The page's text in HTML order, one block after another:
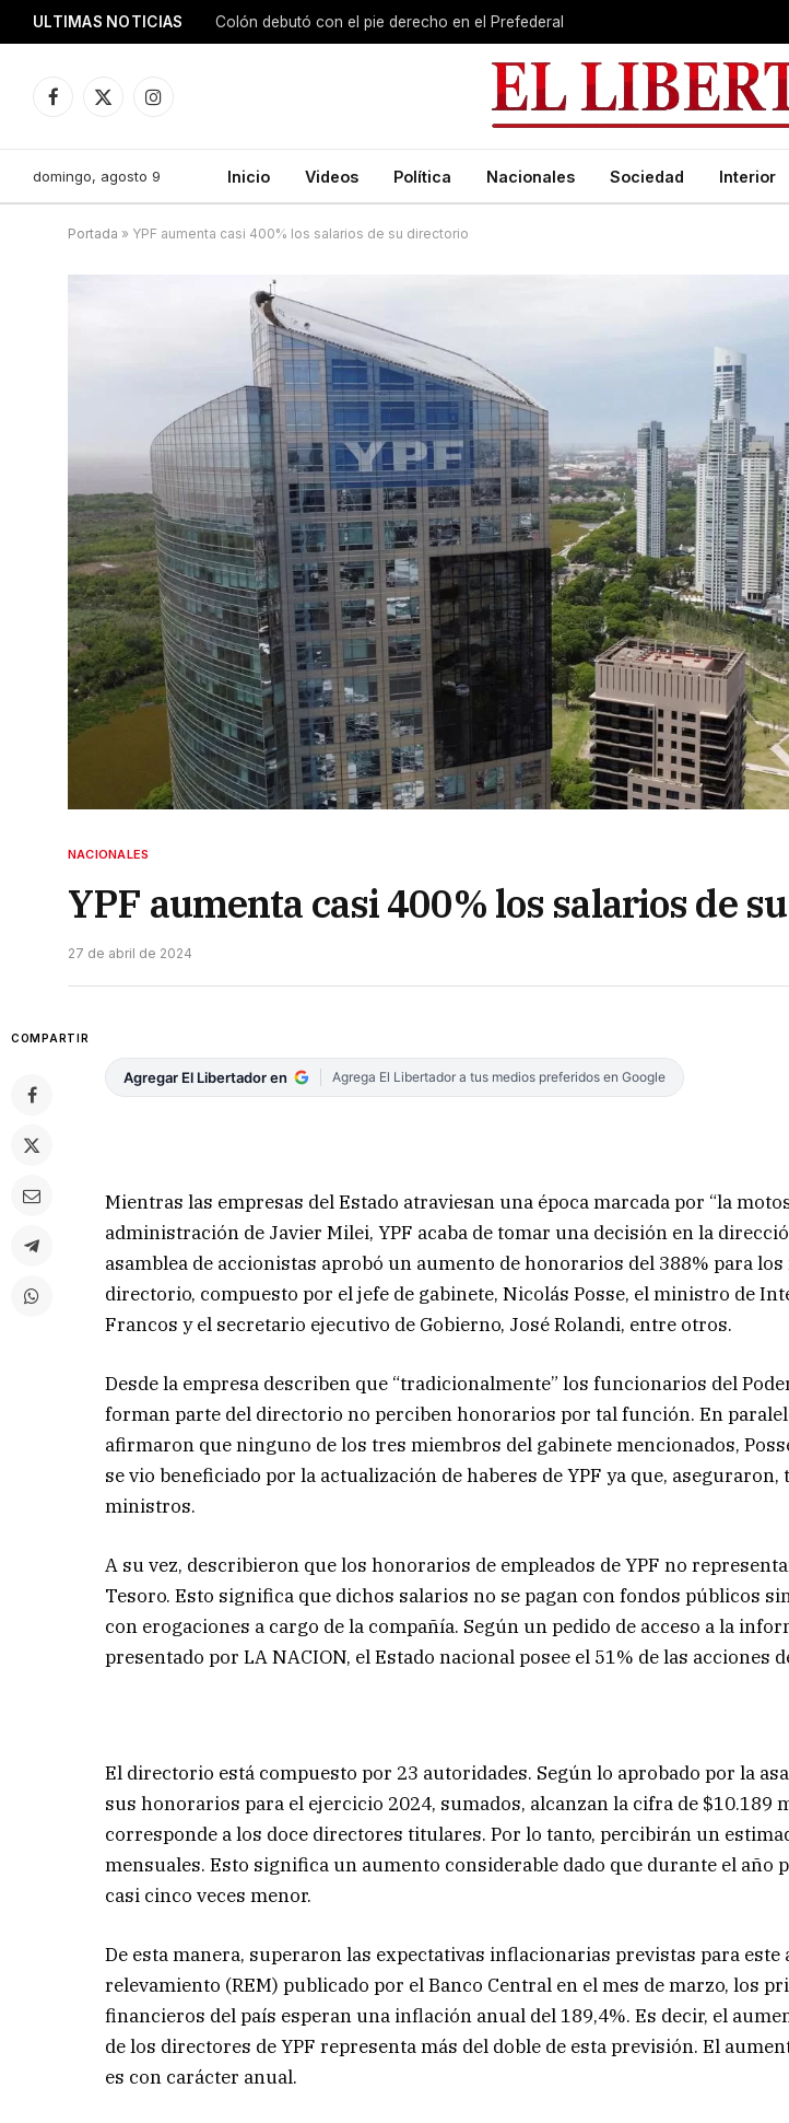
ULTIMAS NOTICIAS Colón debutó con el pie derecho en el Prefederal
Facebook
X
Instagram
domingo, agosto 9 Inicio Videos Política Nacionales Sociedad Interior
Portada » YPF aumenta casi 400% los salarios de su directorio
NACIONALES
YPF aumenta casi 400% los salarios de
27 de abril de 2024
COMPARTIR
Agregar El Libertador en Agrega El Libertador a tus medios preferidos en Google
Mientras las empresas del Estado atraviesan una época marcada por “la
administración de Javier Milei, YPF acaba de tomar una decisión en la
asamblea de accionistas aprobó un aumento de honorarios del 388% para
directorio, compuesto por el jefe de gabinete, Nicolás Posse, el ministro de
Francos y el secretario ejecutivo de Gobierno, José Rolandi, entre otros.
Desde la empresa describen que “tradicionalmente” los funcionarios del
forman parte del directorio no perciben honorarios por tal función. En
afirmaron que ninguno de los tres miembros del gabinete mencionados,
se vio beneficiado por la actualización de haberes de YPF ya que, aseguraron,
ministros.
A su vez, describieron que los honorarios de empleados de YPF no
Tesoro. Esto significa que dichos salarios no se pagan con fondos públicos
con erogaciones a cargo de la compañía. Según un pedido de acceso a la
presentado por LA NACION, el Estado nacional posee el 51% de las acciones
El directorio está compuesto por 23 autoridades. Según lo aprobado por la
sus honorarios para el ejercicio 2024, sumados, alcanzan la cifra de $10.189
corresponde a los doce directores titulares. Por lo tanto, percibirán un
mensuales. Esto significa un aumento considerable dado que durante el año
casi cinco veces menor.
De esta manera, superaron las expectativas inflacionarias previstas para este
relevamiento (REM) publicado por el Banco Central en el mes de marzo, los
financieros del país esperan una inflación anual del 189,4%. Es decir, el
de los directores de YPF representa más del doble de esta previsión. El
es con carácter anual.